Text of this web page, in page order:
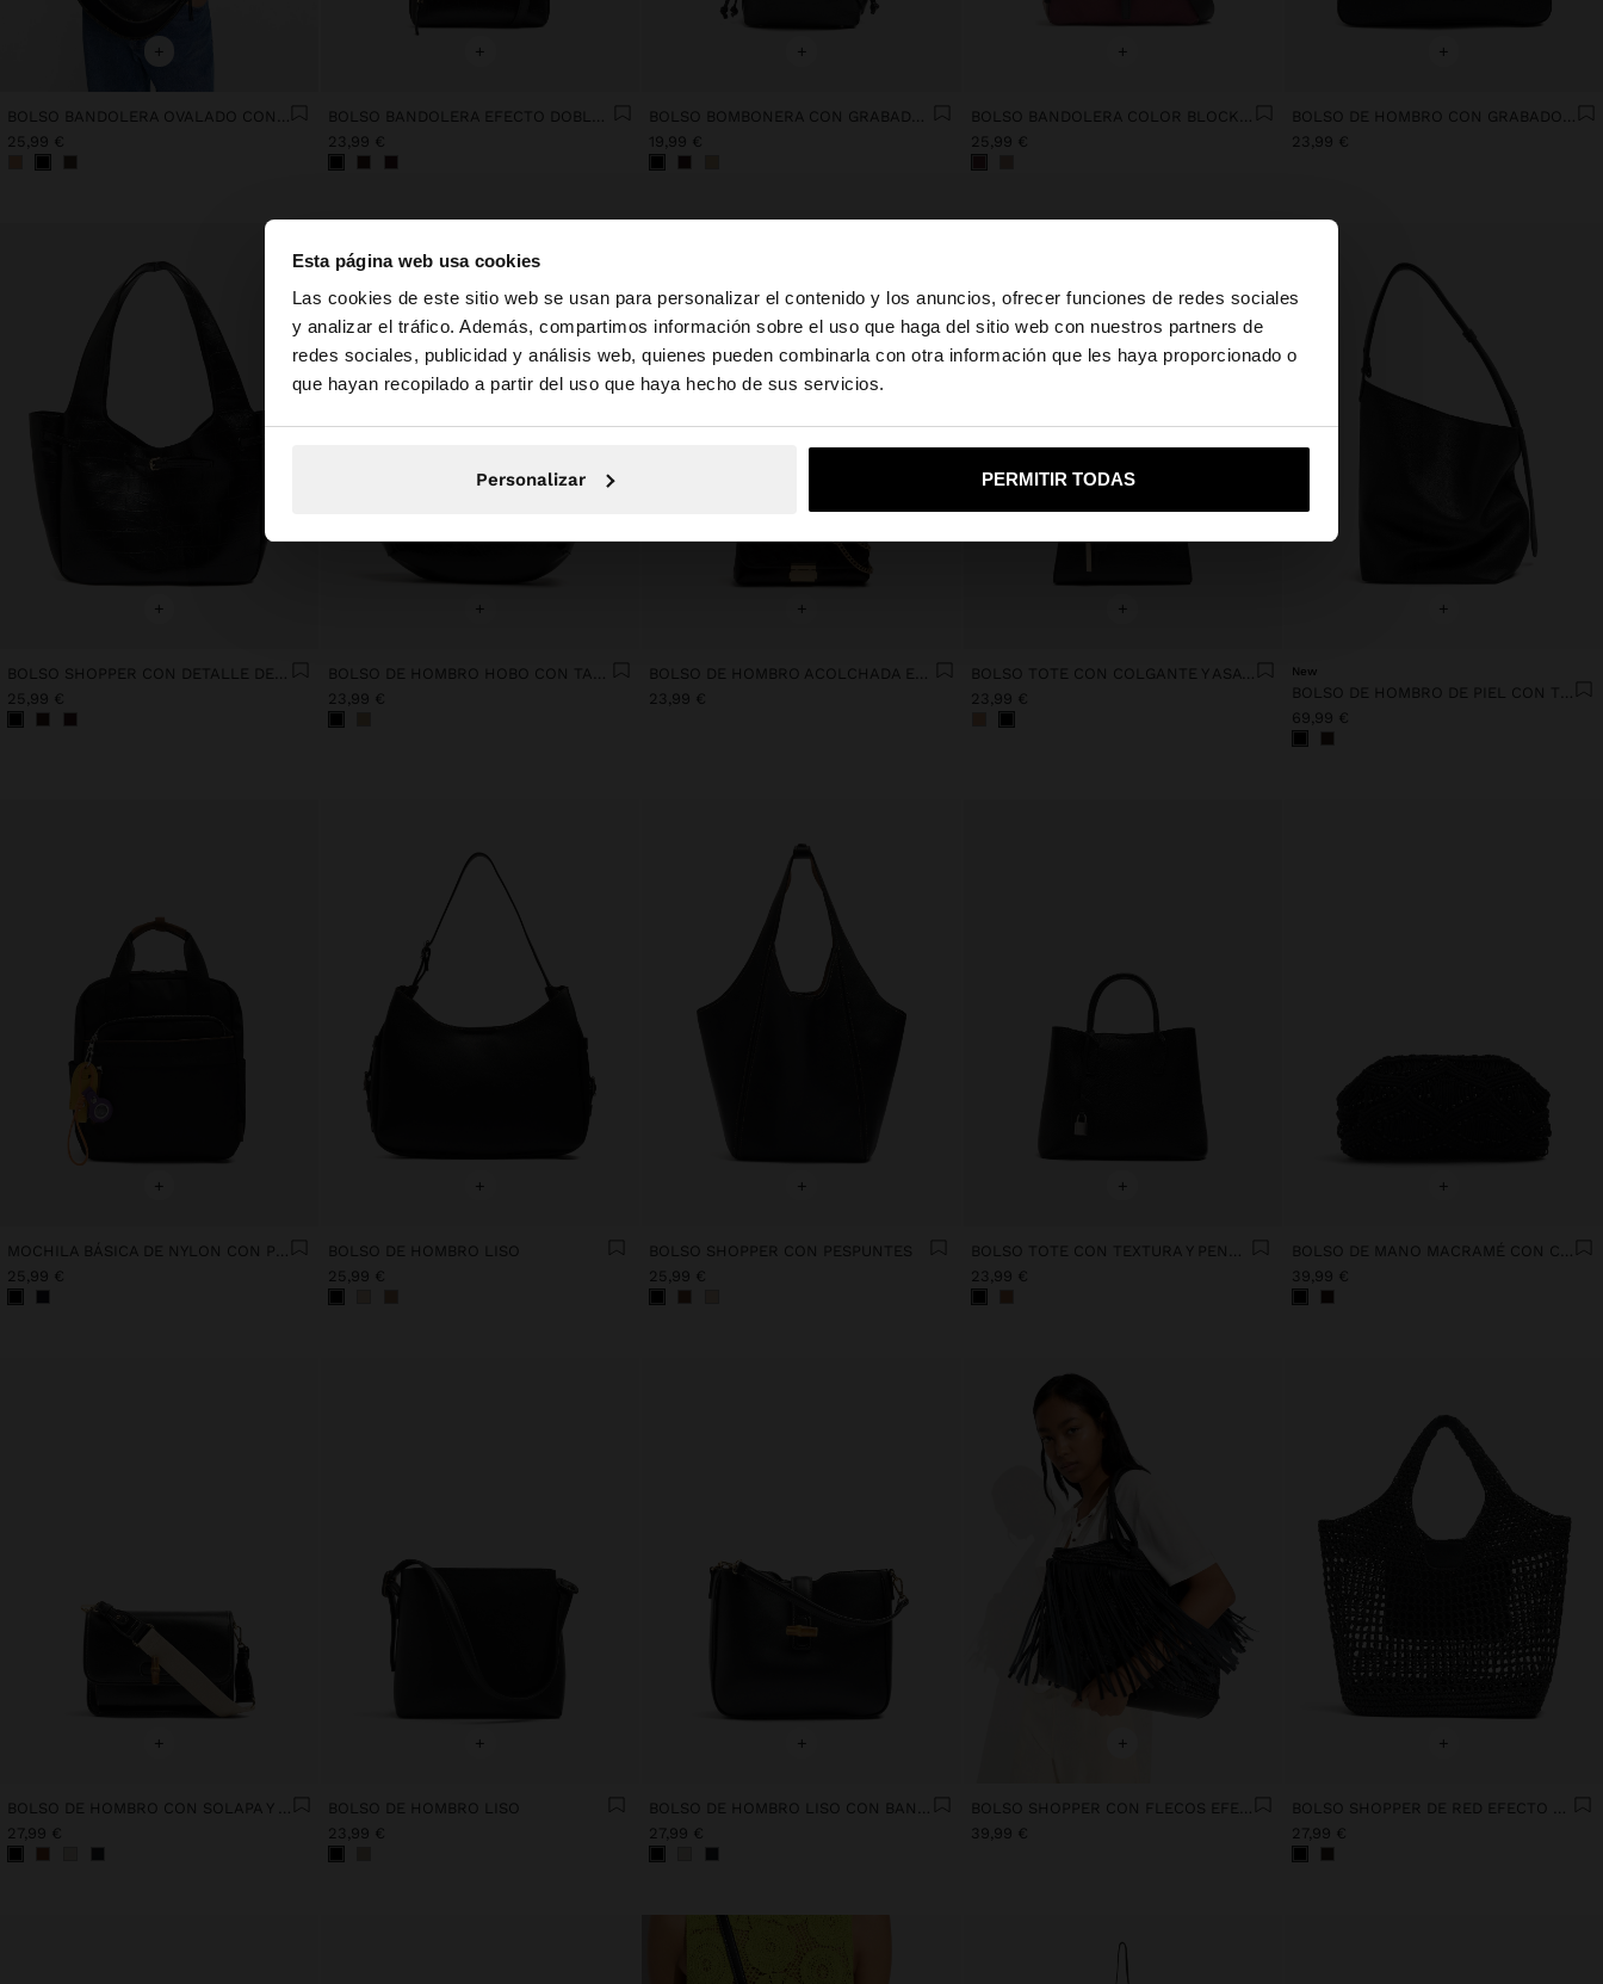
Esta página web usa cookies
Las cookies de este sitio web se usan para personalizar el contenido y los anuncios, ofrecer funciones de redes sociales
y analizar el tráfico. Además, compartimos información sobre el uso que haga del sitio web con nuestros partners de
redes sociales, publicidad y análisis web, quienes pueden combinarla con otra información que les haya proporcionado o
que hayan recopilado a partir del uso que haya hecho de sus servicios.
Personalizar PERMITIR TODAS
hola ×
Estás accediendo a la web de España. ¿Quieres ir a la web de United States?
No, continuar en la web de España Sí, llévame a United States
+
BOLSO BANDOLERA OVALADO CON SOLAPA
25,99 €
+
BOLSO BANDOLERA EFECTO DOBLE CON SOLAPA
23,99 €
+
BOLSO BOMBONERA CON GRABADO ANIMAL
19,99 €
+
BOLSO BANDOLERA COLOR BLOCK DE NYLON
25,99 €
+
BOLSO DE HOMBRO CON GRABADO ANIMAL Y ASA VERSÁTIL
23,99 €
+
BOLSO SHOPPER CON DETALLE DE CINTURÓN
25,99 €
+
BOLSO DE HOMBRO HOBO CON TACHUELAS
23,99 €
+
BOLSO DE HOMBRO ACOLCHADA EFECTO CRAQUELADO
23,99 €
+
BOLSO TOTE CON COLGANTE Y ASA BANDOLERA
23,99 €
+
New
BOLSO DE HOMBRO DE PIEL CON TEXTURA
69,99 €
+
25,99 €
+
BOLSO DE HOMBRO LISO
25,99 €
+
BOLSO SHOPPER CON PESPUNTES
25,99 €
+
23,99 €
+
39,99 €
+
27,99 €
+
BOLSO DE HOMBRO LISO
23,99 €
+
27,99 €
+
39,99 €
+
27,99 €